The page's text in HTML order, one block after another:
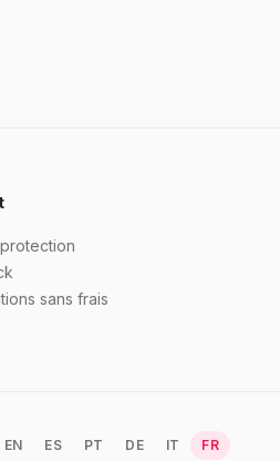
sans frais
EN ES PT DE IT FR